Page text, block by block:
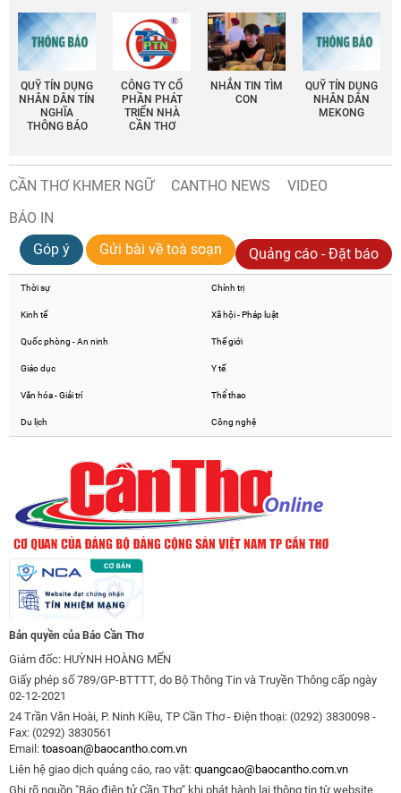
QUỸ TÍN DỤNG
NHÂN DÂN TÍN
NGHĨA
THÔNG BÁO
CÔNG TY CỔ
PHẦN PHÁT
TRIỂN NHÀ
CẦN THƠ
NHẮN TIN TÌM
CON
QUỸ TÍN DỤNG
NHÂN DÂN
MEKONG
CẦN THƠ KHMER NGỮ CANTHO NEWS
VIDEO
BÁO IN
Góp ý
Gửi bài về toà soạn Quảng cáo - Đặt báo
Thời sự Chính trị
Kinh tế Xã hội - Pháp luật
Quốc phòng - An ninh Thế giới
Giáo dục Y tế
Văn hóa - Giải trí Thể thao
Du lịch Công nghệ
Bản quyền của Báo Cần Thơ
Giám đốc: HUỲNH HOÀNG MẾN
Giấy phép số 789/GP-BTTTT, do Bộ Thông Tin và Truyền Thông cấp ngày
02-12-2021
24 Trần Văn Hoài, P. Ninh Kiều, TP Cần Thơ - Điện thoại: (0292) 3830098 -
Fax: (0292) 3830561
Email: toasoan@baocantho.com.vn
Liên hệ giao dịch quảng cáo, rao vặt: quangcao@baocantho.com.vn
Ghi rõ nguồn "Báo điện tử Cần Thơ" khi phát hành lại thông tin từ website